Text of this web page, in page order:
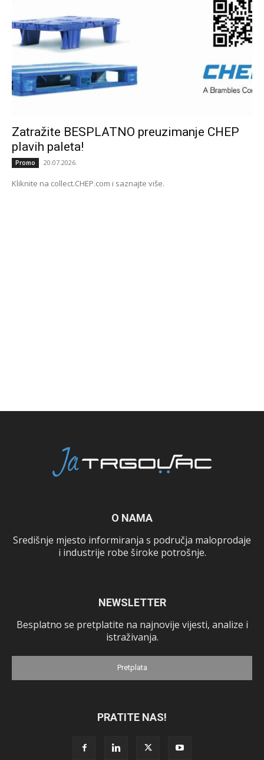
Zatražite BESPLATNO preuzimanje CHEP
plavih paleta!
Promo 20.07.2026.
Kliknite na collect.CHEP.com i saznajte više.
O NAMA
Središnje mjesto informiranja s područja maloprodaje
i industrije robe široke potrošnje.
NEWSLETTER
Besplatno se pretplatite na najnovije vijesti, analize i
istraživanja.
Pretplata
PRATITE NAS!